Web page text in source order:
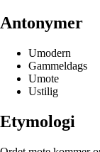
Antonymer
Umodern
Gammeldags
Umote
Ustilig
Etymologi